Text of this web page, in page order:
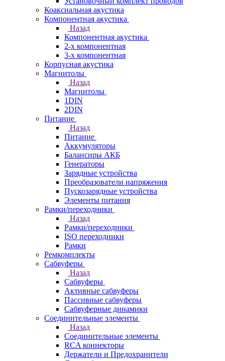
Коаксиальная акустика
Компонентная акустика
Назад
Компонентная акустика
2-х компонентная
3-х компонентная
Корпусная акустика
Магнитолы
Назад
Магнитолы
1DIN
2DIN
Питание
Назад
Питание
Аккумуляторы
Балансиры АКБ
Генераторы
Зарядные устройства
Преобразователи напряжения
Пускозарядные устройства
Элементы питания
Рамки/переходники
Назад
Рамки/переходники
ISO переходники
Рамки
Ремкомплекты
Сабвуферы
Назад
Сабвуферы
Активные сабвуферы
Пассивные сабвуферы
Сабвуферные динамики
Соединительные элементы
Назад
Соединительные элементы
RCA коннекторы
Держатели и Предохранители